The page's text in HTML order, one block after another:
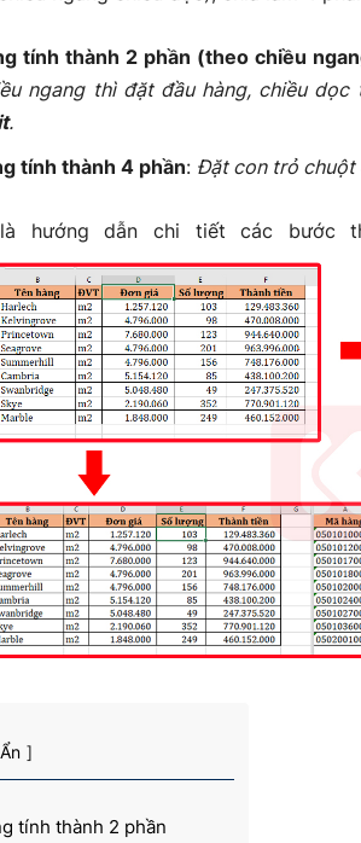
tính thành 2 phần (theo chiều
ngang thì đặt đầu hàng, chiều
.
tính thành 4 phần: Đặt con trỏ chuột
hướng dẫn chi tiết các bước
Ẩn
tính thành 2 phần